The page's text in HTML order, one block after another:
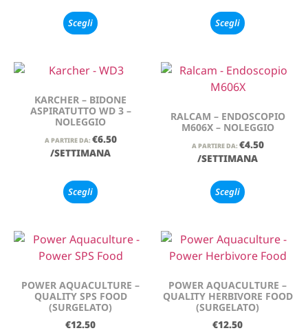
Scegli Scegli
KARCHER – BIDONE
ASPIRATUTTO WD 3 –
NOLEGGIO
A PARTIRE DA: €6.50
/SETTIMANA
Scegli
RALCAM – ENDOSCOPIO
M606X – NOLEGGIO
A PARTIRE DA: €4.50
/SETTIMANA
Scegli
POWER AQUACULTURE –
QUALITY SPS FOOD
(SURGELATO)
€12.50
POWER AQUACULTURE –
QUALITY HERBIVORE FOOD
(SURGELATO)
€12.50